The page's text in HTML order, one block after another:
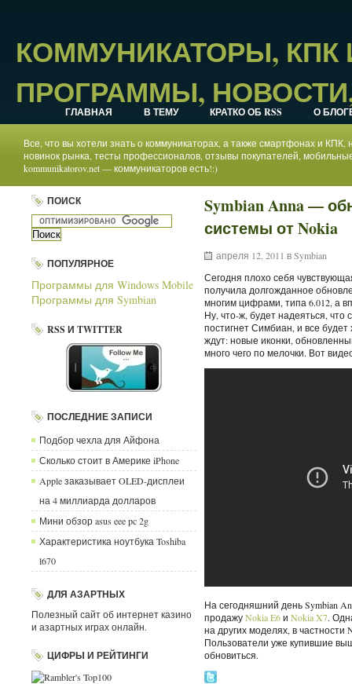
КОММУНИКАТОРЫ,
ПРОГРАММЫ,
ГЛАВНАЯ В ТЕМУ КРАТКО ОБ RSS О
Все, что вы хотели знать о коммуникаторах, а также смартфонах и
новинок рынка, тесты профессионалов, отзывы покупателей,
kommunikatorov.net — коммуникаторов есть!:)
ПОИСК
ПОПУЛЯРНОЕ
Программы для Windows Mobile
Программы для Symbian
RSS И TWITTER
ПОСЛЕДНИЕ ЗАПИСИ
Подбор чехла для Айфона
Сколько стоит в Америке iPhone
Apple заказывает OLED-дисплеи
на 4 миллиарда долларов
Мини обзор asus eee pc 2g
Характеристика ноутбука Toshiba
l670
ДЛЯ АЗАРТНЫХ
Полезный сайт об интернет казино
и азартных играх онлайн.
ЦИФРЫ И РЕЙТИНГИ
Symbian Anna —
системы от Nokia
апреля 12, 2011 вSymbian
Сегодня плохо себя
получила долгожданное
многим цифрами, типа 6.012, а
Ну, что-ж, будет надеяться, что
постигнет Симбиан, и все
ждут: новые иконки,
много чего по мелочки. Вот
На сегодняшний день Symbian
продажуNokia E6и Nokia X7.
на других моделях, в частности
Пользователи уже купившие
обновиться.